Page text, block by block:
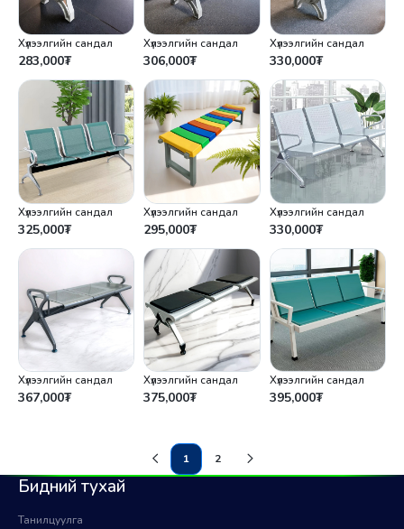
Хүлээлгийн сандал
283,000₮
Хүлээлгийн сандал
306,000₮
Хүлээлгийн сандал
330,000₮
Хүлээлгийн сандал
325,000₮
Хүлээлгийн сандал
295,000₮
Хүлээлгийн сандал
330,000₮
Хүлээлгийн сандал
367,000₮
Хүлээлгийн сандал
375,000₮
Хүлээлгийн сандал
395,000₮
1(current)
2
Бидний тухай
Танилцуулга